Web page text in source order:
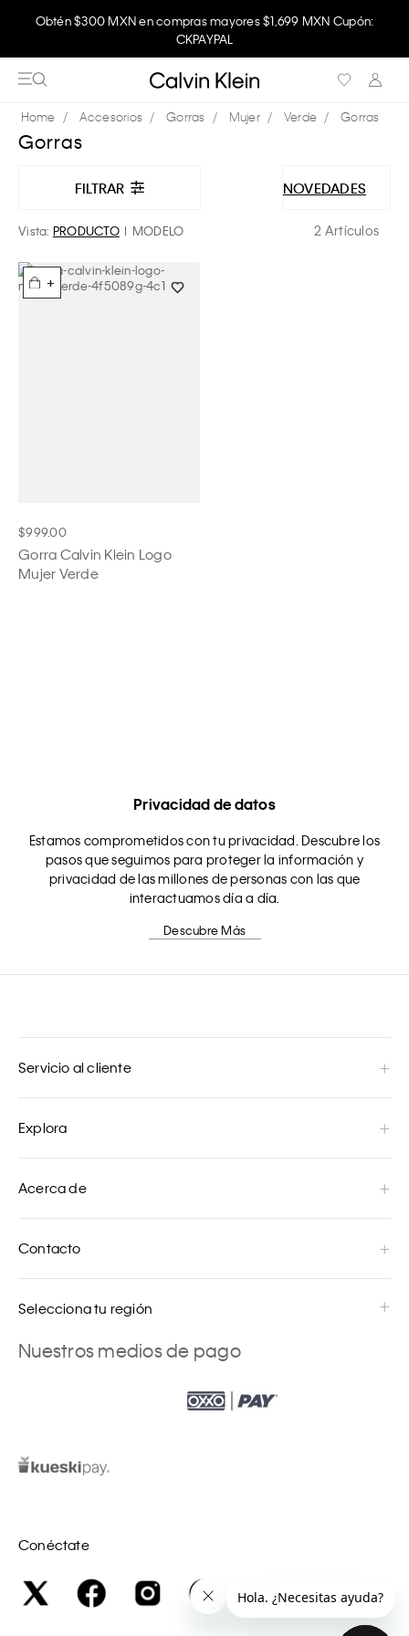
Obtén $300 MXN en compras mayores $1,699 MXN Cupón:
CKPAYPAL
Accesorios Gorras Mujer Verde Gorras
Gorras
FILTRAR NOVEDADES
Vista: PRODUCTO MODELO 2 Artículos
+
$999.00
Gorra Calvin Klein Logo
Mujer Verde
Privacidad de datos
Estamos comprometidos con tu privacidad. Descubre los
pasos que seguimos para proteger la información y
privacidad de las millones de personas con las que
interactuamos día a día.
Descubre Más
Servicio al cliente
Explora
Acerca de
Contacto
Selecciona tu región
Nuestros medios de pago
Conéctate